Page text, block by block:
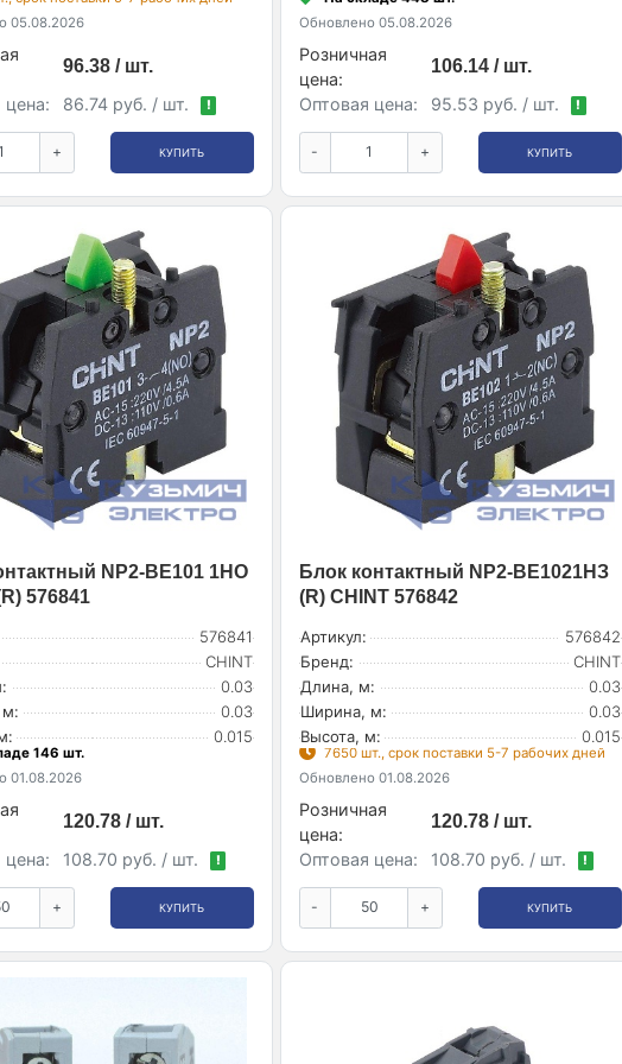
05.08.2026
96.38 / шт.
цена:
86.74 руб. / шт. !
+ КУПИТЬ
Обновлено 05.08.2026
Розничная
цена:
106.14 / шт.
Оптовая цена:
95.53 руб. / шт. !
- + КУПИТЬ
NP2-BE101 1НО
576841
576841
CHINT
0.03
0.03
0.015
146 шт.
01.08.2026
120.78 / шт.
цена:
108.70 руб. / шт. !
+ КУПИТЬ
Блок контактный NP2-BE1021НЗ
(R) CHINT 576842
Артикул:
576842
Бренд:
CHINT
Длина, м:
0.03
Ширина, м:
0.03
Высота, м:
0.015
7650 шт., срок поставки 5-7 рабочих дней
Обновлено 01.08.2026
Розничная
цена:
120.78 / шт.
Оптовая цена:
108.70 руб. / шт. !
- + КУПИТЬ